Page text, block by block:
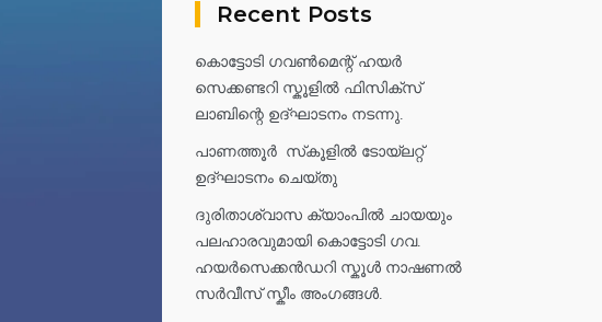
Recent Posts
കൊട്ടോടി ഗവൺമെന്റ് ഹയർ
സെക്കണ്ടറി സ്കൂളിൽ ഫിസിക്സ്
ലാബിന്റെ ഉദ്ഘാടനം നടന്നു.
പാണത്തൂർ സ്‌കൂളിൽ ടോയ്ലറ്റ്
ഉദ്ഘാടനം ചെയ്തു
ദുരിതാശ്വാസ ക്യാംപിൽ ചായയും
പലഹാരവുമായി കൊട്ടോടി ഗവ.
ഹയർസെക്കൻഡറി സ്കൂൾ നാഷണൽ
സർവീസ് സ്കീം അംഗങ്ങൾ.